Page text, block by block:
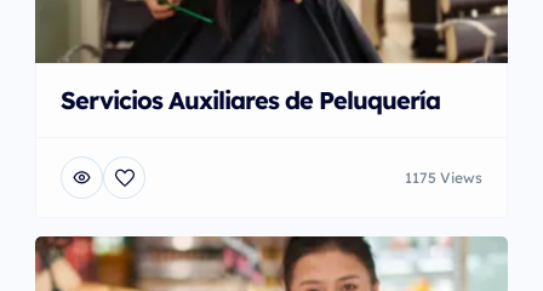
Servicios Auxiliares de Peluquería
1175 Views